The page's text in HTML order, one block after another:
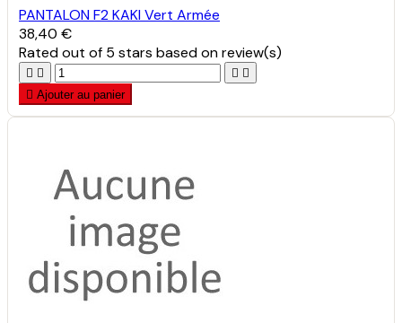
PANTALON F2 KAKI Vert Armée
38,40 €
Ratedout of 5 stars based onreview(s)
   
 Ajouter au panier